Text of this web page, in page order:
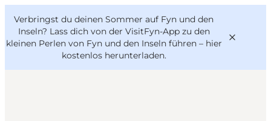
Verbringst du deinen Sommer auf Fyn und den
Inseln? Lass dich von der VisitFyn-App zu den
kleinen Perlen von Fyn und den Inseln führen – hier
kostenlos herunterladen.
VisitFyn
Deutsch